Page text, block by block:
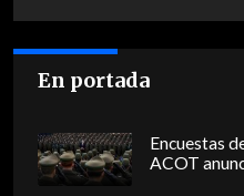
En portada
Encuestas
ACOT